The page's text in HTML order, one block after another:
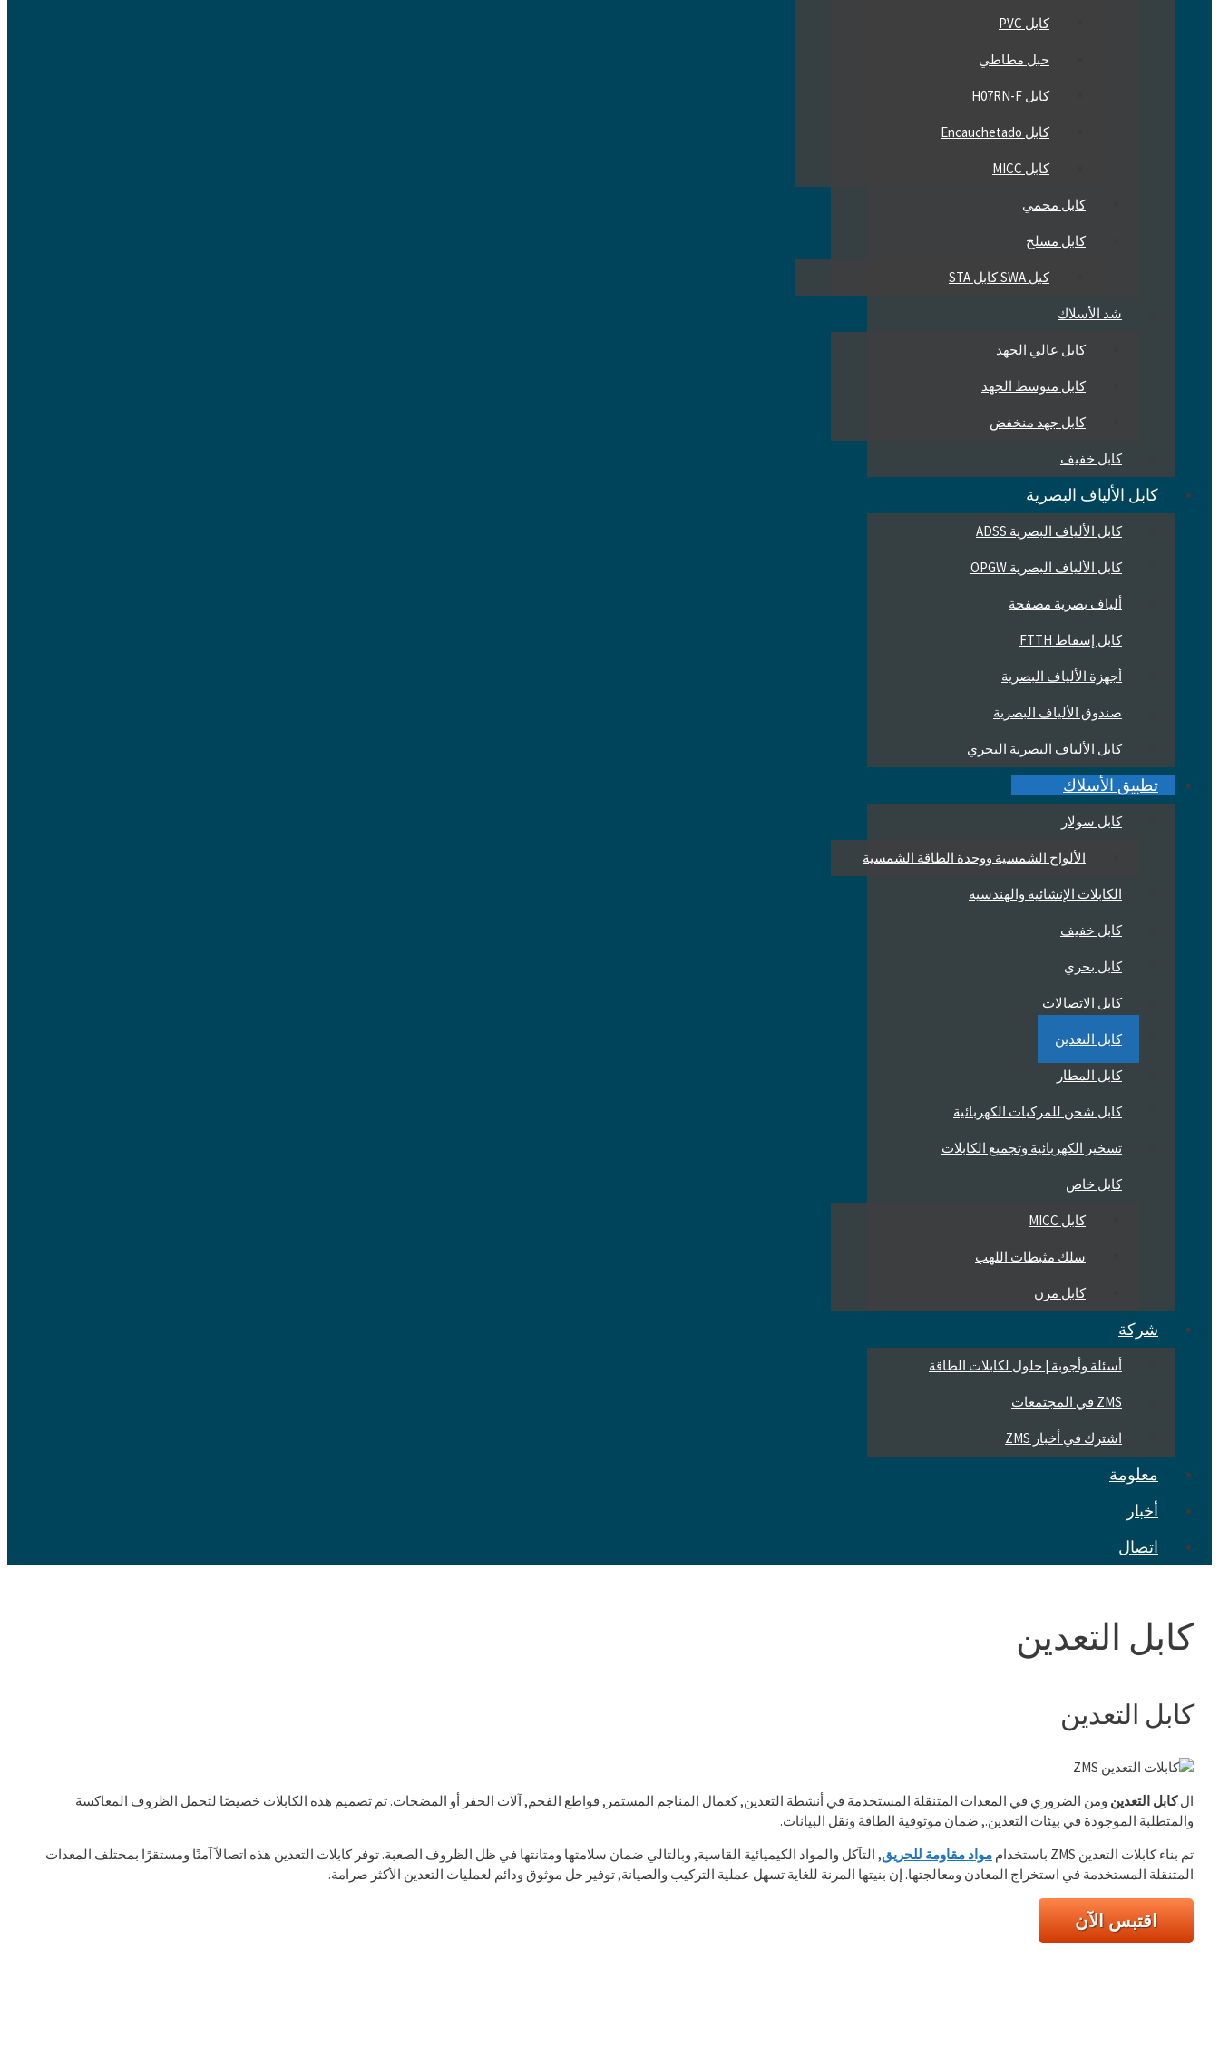
كابل PVC
حبل مطاطي
كابل H07RN-F
كابل Encauchetado
كابل MICC
كابل محمي
كابل مسلح
كبل SWA كابل STA
شد الأسلاك
كابل عالي الجهد
كابل متوسط ​​الجهد
كابل جهد منخفض
كابل خفيف
كابل الألياف البصرية
كابل الألياف البصرية ADSS
كابل الألياف البصرية OPGW
ألياف بصرية مصفحة
كابل إسقاط FTTH
أجهزة الألياف البصرية
صندوق الألياف البصرية
كابل الألياف البصرية البحري
تطبيق الأسلاك
كابل سولار
الألواح الشمسية ووحدة الطاقة الشمسية
الكابلات الإنشائية والهندسية
كابل خفيف
كابل بحري
كابل الاتصالات
كابل التعدين
كابل المطار
كابل شحن للمركبات الكهربائية
تسخير الكهربائية وتجميع الكابلات
كابل خاص
كابل MICC
سلك مثبطات اللهب
كابل مرن
شركة
أسئلة وأجوبة | حلول لكابلات الطاقة
ZMS في المجتمعات
اشترك في أخبار ZMS
معلومة
أخبار
اتصال
كابل التعدين
كابل التعدين
الكابل التعدين ومن الضروري في المعدات المتنقلة المستخدمة في أنشطة التعدين, كعمال المناجم المستمر, قواطع الفحم, آلات الحفر أو المضخات. تم تصميم هذه الكابلات خصيصًا لتحمل الظروف المعاكسة
والمتطلبة الموجودة في بيئات التعدين., ضمان موثوقية الطاقة ونقل البيانات.
تم بناء كابلات التعدين ZMS باستخدام
مواد مقاومة للحريق, التآكل والمواد الكيميائية القاسية, وبالتالي ضمان سلامتها ومتانتها في ظل الظروف الصعبة. توفر كابلات التعدين هذه اتصالاً آمنًا ومستقرًا بمختلف المعدات
المتنقلة المستخدمة في استخراج المعادن ومعالجتها. إن بنيتها المرنة للغاية تسهل عملية التركيب والصيانة, توفير حل موثوق ودائم لعمليات التعدين الأكثر صرامة.
اقتبس الآن